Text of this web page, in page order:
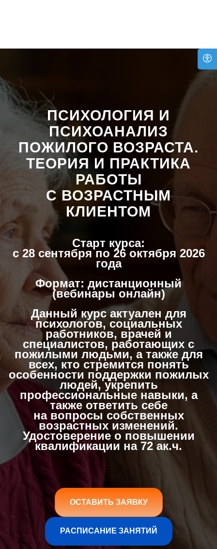
ПСИХОЛОГИЯ И
ПСИХОАНАЛИЗ
ПОЖИЛОГО ВОЗРАСТА.
ТЕОРИЯ И ПРАКТИКА
РАБОТЫ
С ВОЗРАСТНЫМ
КЛИЕНТОМ
Старт курса:
с 28 сентября по 26 октября 2026
года
Формат: дистанционный
(вебинары онлайн)
Данный курс актуален для
психологов, социальных
работников, врачей и
специалистов, работающих с
пожилыми людьми, а также для
всех, кто стремится понять
особенности поддержки пожилых
людей, укрепить
профессиональные навыки, а
также ответить себе
на вопросы собственных
возрастных изменений.
Удостоверение о повышении
квалификации на 72 ак.ч.
ОСТАВИТЬ ЗАЯВКУ
РАСПИСАНИЕ ЗАНЯТИЙ